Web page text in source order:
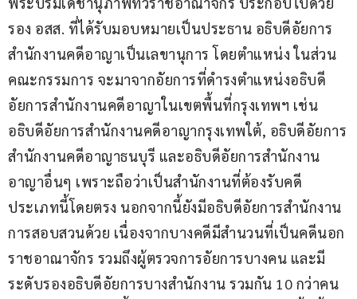
รอง อสส. ที่ได้รับมอบหมายเป็นประธาน อธิบดีอัยการ
สำนักงานคดีอาญาเป็นเลขานุการ โดยตำแหน่ง ในส่วน
คณะกรรมการ จะมาจากอัยการที่ดำรงตำแหน่งอธิบดี
อัยการสำนักงานคดีอาญาในเขตพื้นที่กรุงเทพฯ เช่น
อธิบดีอัยการสำนักงานคดีอาญากรุงเทพใต้, อธิบดีอัยการ
สำนักงานคดีอาญาธนบุรี และอธิบดีอัยการสำนักงาน
อาญาอื่นๆ เพราะถือว่าเป็นสำนักงานที่ต้องรับคดี
ประเภทนี้โดยตรง นอกจากนี้ยังมีอธิบดีอัยการสำนักงาน
การสอบสวนด้วย เนื่องจากบางคดีมีสำนวนที่เป็นคดีนอก
ราชอาณาจักร รวมถึงผู้ตรวจการอัยการบางคน และมี
ระดับรองอธิบดีอัยการบางสำนักงาน รวมกัน 10 กว่าคน